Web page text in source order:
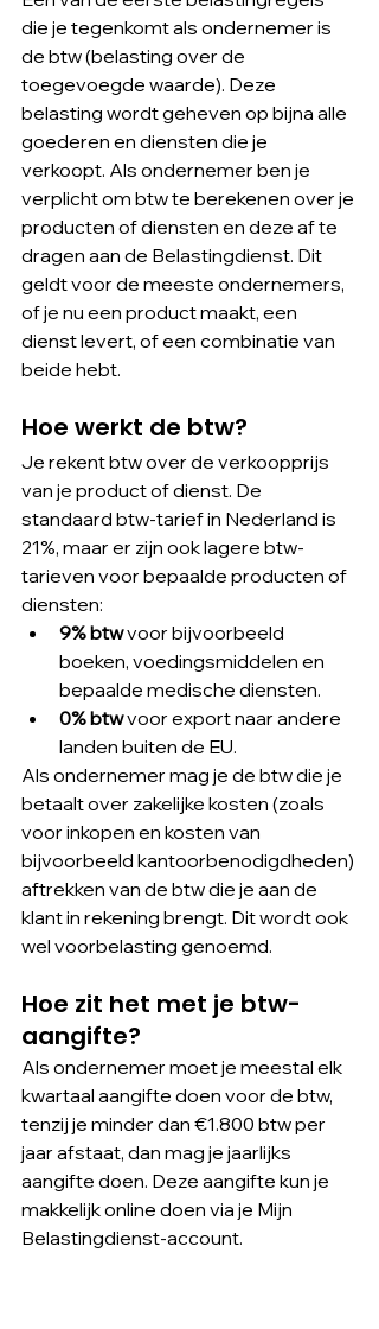
die je tegenkomt als ondernemer is
de btw (belasting over de
toegevoegde waarde). Deze
belasting wordt geheven op bijna alle
goederen en diensten die je
verkoopt. Als ondernemer ben je
verplicht om btw te berekenen over je
producten of diensten en deze af te
dragen aan de Belastingdienst. Dit
geldt voor de meeste ondernemers,
of je nu een product maakt, een
dienst levert, of een combinatie van
beide hebt.
Hoe werkt de btw?
Je rekent btw over de verkoopprijs
van je product of dienst. De
standaard btw-tarief in Nederland is
21%, maar er zijn ook lagere btw-
tarieven voor bepaalde producten of
diensten:
9% btw voor bijvoorbeeld
boeken, voedingsmiddelen en
bepaalde medische diensten.
0% btw voor export naar andere
landen buiten de EU.
Als ondernemer mag je de btw die je
betaalt over zakelijke kosten (zoals
voor inkopen en kosten van
bijvoorbeeld kantoorbenodigdheden)
aftrekken van de btw die je aan de
klant in rekening brengt. Dit wordt ook
wel voorbelasting genoemd.
Hoe zit het met je btw-
aangifte?
Als ondernemer moet je meestal elk
kwartaal aangifte doen voor de btw,
tenzij je minder dan €1.800 btw per
jaar afstaat, dan mag je jaarlijks
aangifte doen. Deze aangifte kun je
makkelijk online doen via je Mijn
Belastingdienst-account.